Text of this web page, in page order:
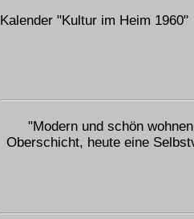
Kalender "Kultur im Heim 1960"
"Modern und schön
Oberschicht, heute eine